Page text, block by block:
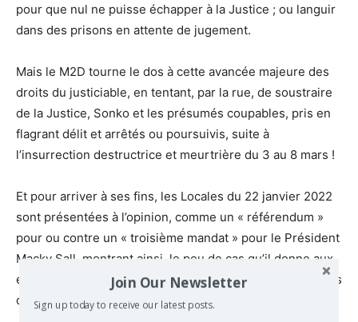
pour que nul ne puisse échapper à la Justice ; ou languir
dans des prisons en attente de jugement.
Mais le M2D tourne le dos à cette avancée majeure des
droits du justiciable, en tentant, par la rue, de soustraire
de la Justice, Sonko et les présumés coupables, pris en
flagrant délit et arrêtés ou poursuivis, suite à
l’insurrection destructrice et meurtrière du 3 au 8 mars !
Et pour arriver à ses fins, les Locales du 22 janvier 2022
sont présentées à l’opinion, comme un « référendum »
pour ou contre un « troisième mandat » pour le Président
Macky Sall, montrant ainsi, le peu de cas qu’il donne aux
enjeux de la prise en charge des besoins des populations
dans la gestion de leurs Communes.
Join Our Newsletter
Sign up today to receive our latest posts.